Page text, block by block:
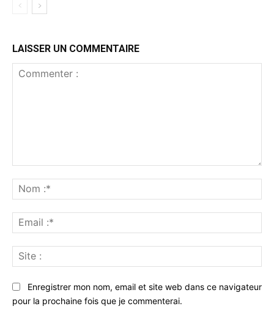
LAISSER UN COMMENTAIRE
:*
:*
:
Enregistrer mon nom, email et site web dans ce navigateur
pour la prochaine fois que je commenterai.